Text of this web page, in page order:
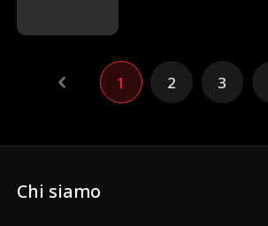
si dimostra sempre
ma per Keira lui resta
Quando il contratto
accorge di ciò che ha
1 2 3
Chi siamo